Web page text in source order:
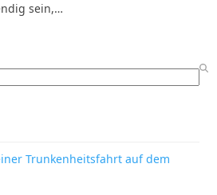
sein,…
Trunkenheitsfahrt auf dem